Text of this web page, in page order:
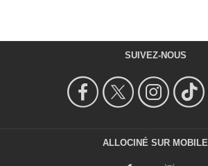
SUIVEZ-NOUS
ALLOCINÉ SUR MOBILE